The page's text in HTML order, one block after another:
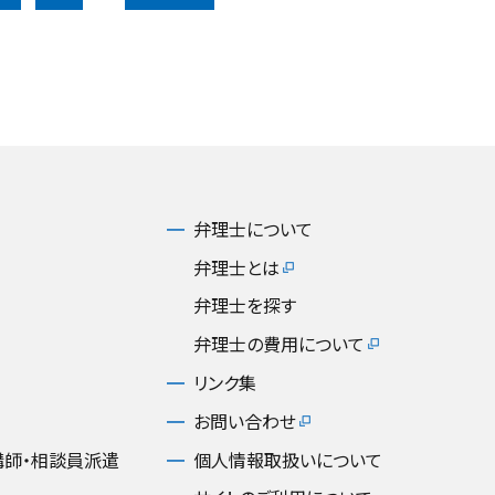
・相談員派遣
弁理士について
弁理士とは
弁理士を探す
弁理士の費用について
リンク集
お問い合わせ
個人情報取扱いについて